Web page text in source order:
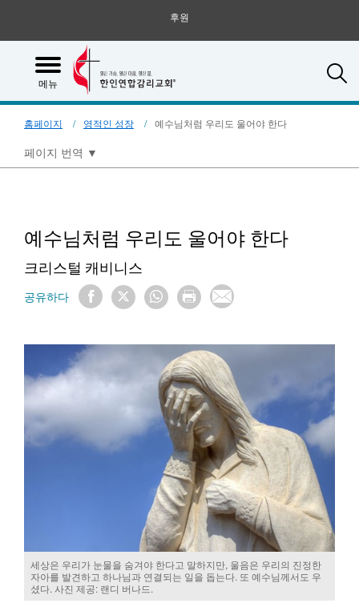
후원
메뉴
홈페이지 영적인 성장 예수님처럼 우리도 울어야 한다
페이지 번역 ▼
예수님처럼 우리도 울어야 한다
크리스털 캐비니스
공유하다
세상은 우리가 눈물을 숨겨야 한다고 말하지만, 울음은 우리의 진정한
자아를 발견하고 하나님과 연결되는 일을 돕는다. 또 예수님께서도 우
셨다. 사진 제공: 랜디 버나드.